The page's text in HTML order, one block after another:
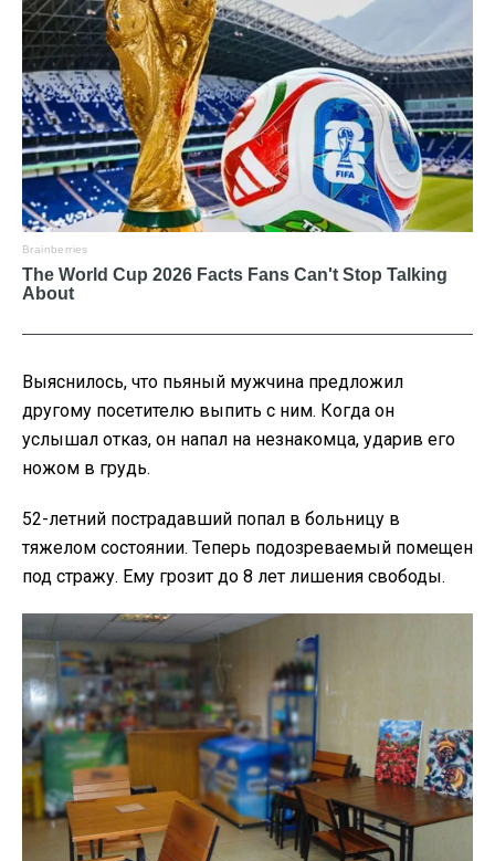
Выяснилось, что пьяный мужчина предложил
другому посетителю выпить с ним. Когда он
услышал отказ, он напал на незнакомца, ударив его
ножом в грудь.
52-летний пострадавший попал в больницу в
тяжелом состоянии. Теперь подозреваемый помещен
под стражу. Ему грозит до 8 лет лишения свободы.